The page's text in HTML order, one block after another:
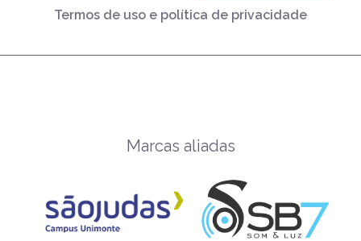
Termos de uso e política de privacidade
Marcas aliadas